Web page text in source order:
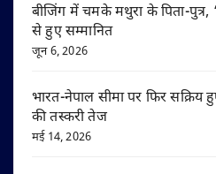
बीजिंग में चमके मथुरा के पिता-पुत्र,
से हुए सम्मानित
जून 6, 2026
भारत-नेपाल सीमा पर फिर सक्रिय
की तस्करी तेज
मई 14, 2026